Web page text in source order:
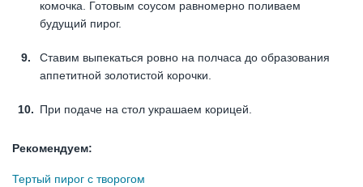
комочка. Готовым соусом равномерно поливаем
будущий пирог.
Ставим выпекаться ровно на полчаса до образования
аппетитной золотистой корочки.
При подаче на стол украшаем корицей.
Рекомендуем:
Тертый пирог с творогом